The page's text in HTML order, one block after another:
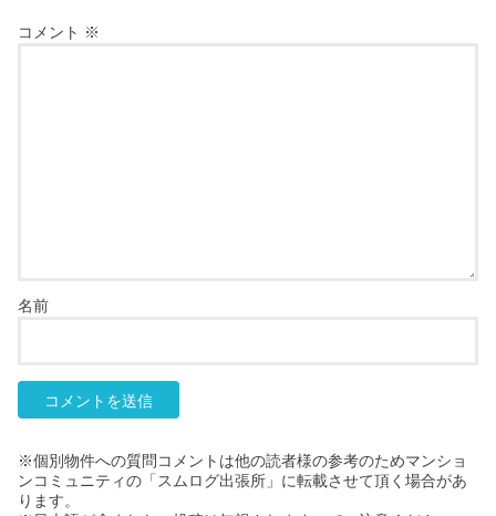
コメント ※
名前
※個別物件への質問コメントは他の読者様の参考のためマンショ
ンコミュニティの「スムログ出張所」に転載させて頂く場合があ
ります。